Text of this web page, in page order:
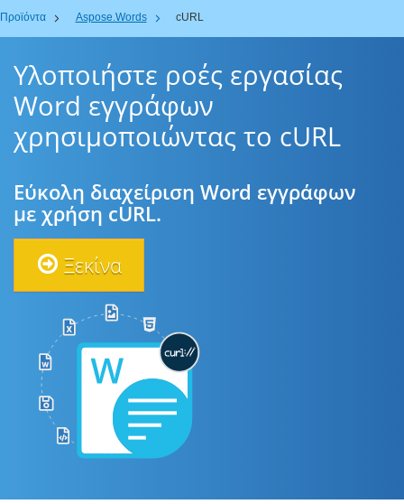
Προϊόντα Aspose.Words cURL
Υλοποιήστε ροές εργασίας
Word εγγράφων
χρησιμοποιώντας το cURL
Εύκολη διαχείριση Word εγγράφων
με χρήση cURL.
Ξεκίνα